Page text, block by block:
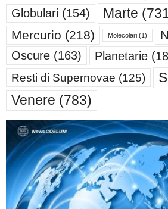
Globulari (154) Marte
Mercurio (218) Molecolari (1)
Oscure (163) Planetarie
Resti di Supernovae (125)
Venere (783)